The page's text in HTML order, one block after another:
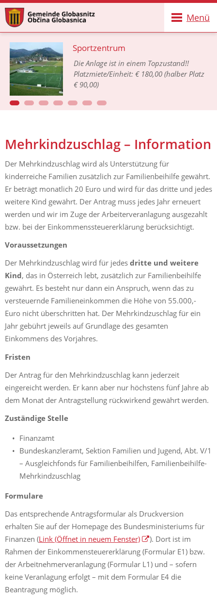
Menü
Sportzentrum
Die Anlage ist in einem Topzustand!!
Platzmiete/Einheit: € 180,00 (halber Platz
€ 90,00)
Mehrkindzuschlag – Information
Der Mehrkindzuschlag wird als Unterstützung für
kinderreiche Familien zusätzlich zur Familienbeihilfe gewährt.
Er beträgt monatlich 20 Euro und wird für das dritte und jedes
weitere Kind gewährt. Der Antrag muss jedes Jahr erneuert
werden und wir im Zuge der Arbeiterveranlagung ausgezahlt
bzw. bei der Einkommenssteuererklärung berücksichtigt.
Voraussetzungen
Der Mehrkindzuschlag wird für jedes dritte und weitere
Kind, das in Österreich lebt, zusätzlich zur Familienbeihilfe
gewährt. Es besteht nur dann ein Anspruch, wenn das zu
versteuernde Familieneinkommen die Höhe von 55.000,-
Euro nicht überschritten hat. Der Mehrkindzuschlag für ein
Jahr gebührt jeweils auf Grundlage des gesamten
Einkommens des Vorjahres.
Fristen
Der Antrag für den Mehrkindzuschlag kann jederzeit
eingereicht werden. Er kann aber nur höchstens fünf Jahre ab
dem Monat der Antragstellung rückwirkend gewährt werden.
Zuständige Stelle
Finanzamt
Bundeskanzleramt, Sektion Familien und Jugend, Abt. V/1
– Ausgleichfonds für Familienbeihilfen, Familienbeihilfe-
Mehrkindzuschlag
Formulare
Das entsprechende Antragsformular als Druckversion
erhalten Sie auf der Homepage des Bundesministeriums für
Finanzen (Link (Öffnet in neuem Fenster)
). Dort ist im
Rahmen der Einkommensteuererklärung (Formular E1) bzw.
der Arbeitnehmerveranlagung (Formular L1) und – sofern
keine Veranlagung erfolgt – mit dem Formular E4 die
Beantragung möglich.